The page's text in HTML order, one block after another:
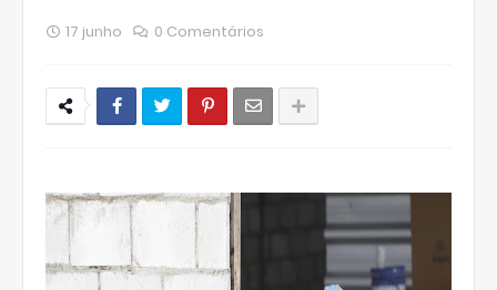
17 junho 0 Comentários